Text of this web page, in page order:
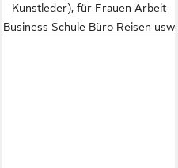
Kunstleder), für Frauen Arbeit
Business Schule Büro Reisen usw